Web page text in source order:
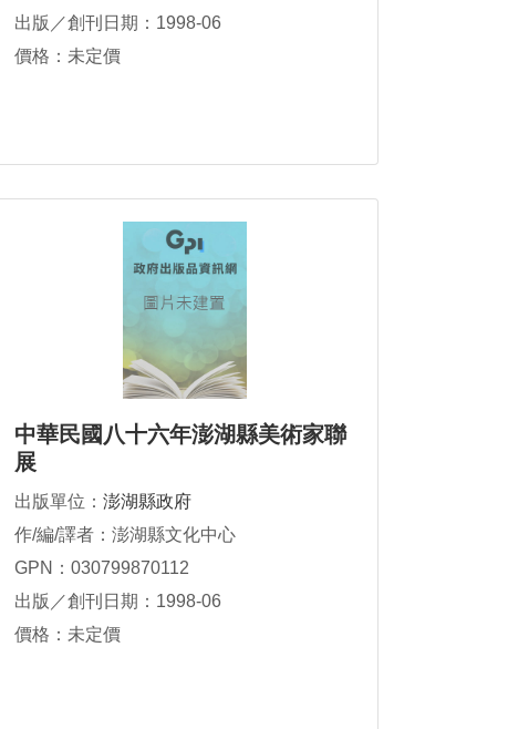
出版／創刊日期：1998-06
價格：未定價
中華民國八十六年澎湖縣美術家聯
展
出版單位： 澎湖縣政府
作/編/譯者：澎湖縣文化中心
GPN：030799870112
出版／創刊日期：1998-06
價格：未定價